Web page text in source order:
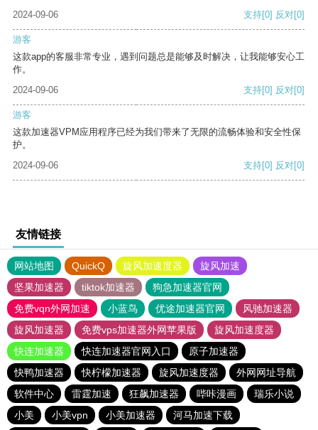
2024-09-06 支持[0] 反对[0]
游客
这款app的客服非常专业，遇到问题总是能够及时解决，让我能够安心工
作。
2024-09-06
支持[0] 反对[0]
游客
这款加速器VPM应用程序已经为我们带来了无限的流畅体验和安全性保
护。
2024-09-06
支持[0] 反对[0]
友情链接
网站地图 QuickQ 旋风加速度器
旋风加速
坚果加速器
tiktok加速器
狗急加速器官网
免费vqn外网加速
小蓝鸟 优途加速器官网
风驰加速器
旋风加速器
免费vps加速器外网苹果版
旋风加速度器
快连加速器
快连加速器官网入口
原子加速器
快鸭加速器
快柠檬加速器 旋风加速度器
外网网址导航
软件中心
雷霆加速 狂飙加速器 哔咔漫画
瑞乐小说
小美
小美vpn 小美加速器
河马加速下载